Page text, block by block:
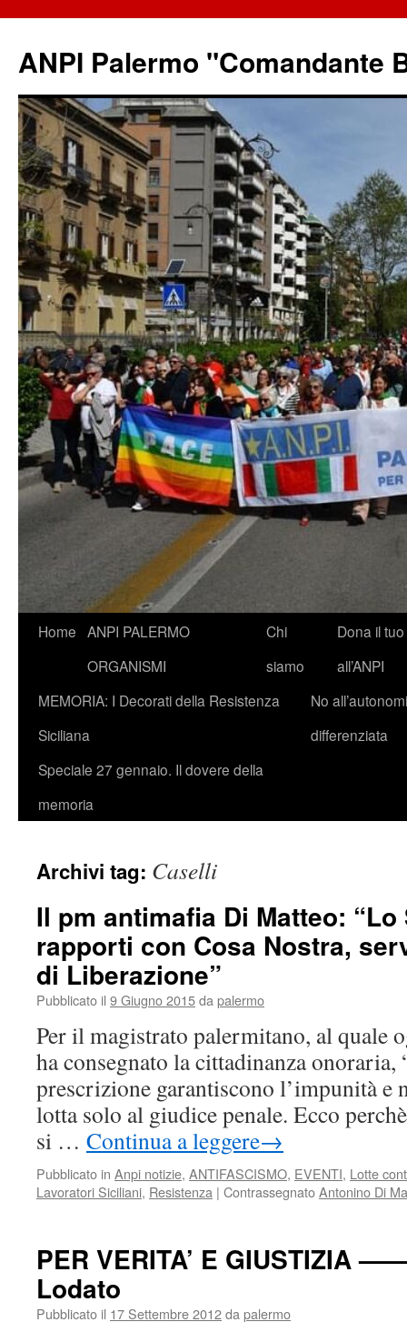
ANPI Palermo "Comandante
Vai
contenuto
Home ANPI PALERMO
ORGANISMI
Chi
siamo
Dona il
all’ANPI
MEMORIA: I Decorati della Resistenza
Siciliana
No
differenziata
Speciale 27 gennaio. Il dovere della
memoria
Archivi tag: Caselli
Il pm antimafia Di Matteo:
rapporti con Cosa Nostra,
di Liberazione”
Pubblicato il 9 Giugno 2015da palermo
Per il magistrato palermitano, al quale
ha consegnato la cittadinanza onoraria,
prescrizione garantiscono l’impunità e
lotta solo al giudice penale. Ecco
si … Continua a leggere→
Pubblicato in Anpi notizie, ANTIFASCISMO, EVENTI, Lotte
Lavoratori Siciliani, Resistenza | ContrassegnatoAntonino Di
PER VERITA’ E GIUSTIZIA
Lodato
Pubblicato il 17 Settembre 2012da palermo